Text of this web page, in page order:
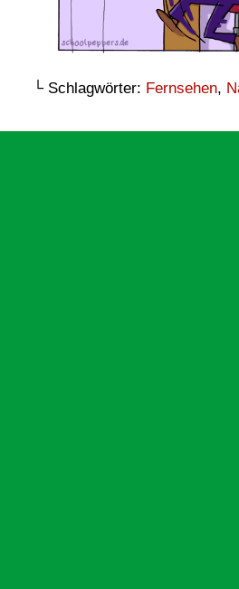
└ Schlagwörter: Fernsehen,